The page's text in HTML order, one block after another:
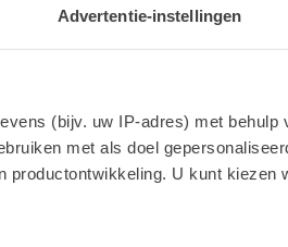
Advertentie-instellingen
(bijv. uw IP-adres) met behulp
met als doel
U kunt kiezen